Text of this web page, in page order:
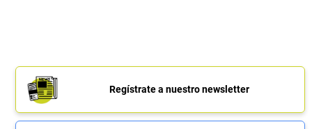
Regístrate a nuestro newsletter